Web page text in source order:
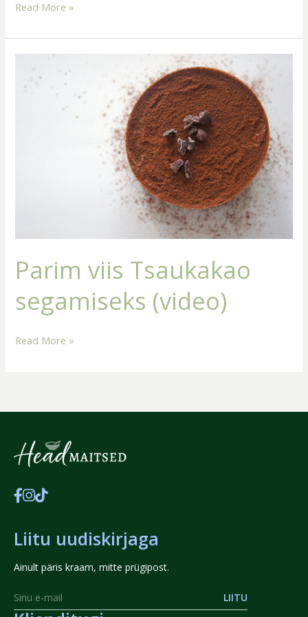
Read More »
Parim viis Tsaukakao
segamiseks (video)
Tsaukakao
segamiseks
Read More »
Liitu uudiskirjaga
Ainult päris kraam, mitte prügipost.
LIITU